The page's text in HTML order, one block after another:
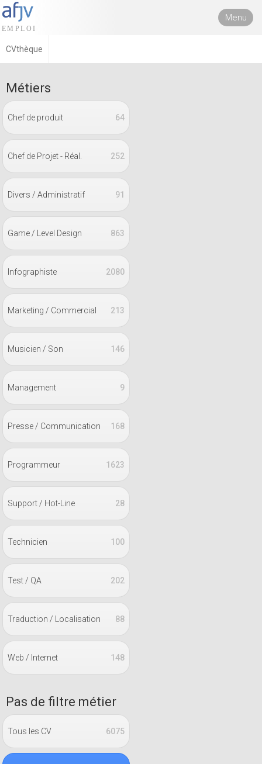
Menu
CVthèque
Métiers
64
Chef de produit
252
Chef de Projet - Réal.
91
Divers / Administratif
863
Game / Level Design
2080
Infographiste
213
Marketing / Commercial
146
Musicien / Son
9
Management
168
Presse / Communication
1623
Programmeur
28
Support / Hot-Line
100
Technicien
202
Test / QA
88
Traduction / Localisation
148
Web / Internet
Pas de filtre métier
6075
Tous les CV